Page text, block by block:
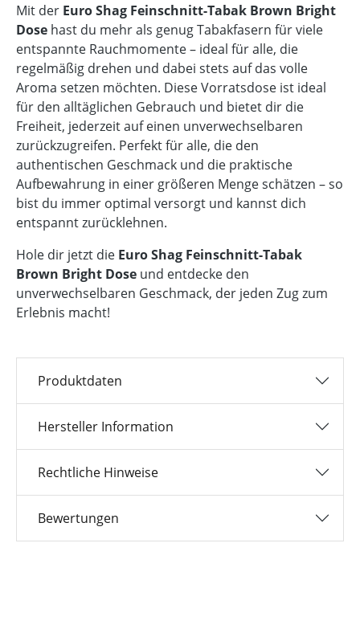
Mit der Euro Shag Feinschnitt-Tabak Brown Bright
Dose hast du mehr als genug Tabakfasern für viele
entspannte Rauchmomente – ideal für alle, die
regelmäßig drehen und dabei stets auf das volle
Aroma setzen möchten. Diese Vorratsdose ist ideal
für den alltäglichen Gebrauch und bietet dir die
Freiheit, jederzeit auf einen unverwechselbaren
zurückzugreifen. Perfekt für alle, die den
authentischen Geschmack und die praktische
Aufbewahrung in einer größeren Menge schätzen – so
bist du immer optimal versorgt und kannst dich
entspannt zurücklehnen.
Hole dir jetzt die Euro Shag Feinschnitt-Tabak
Brown Bright Dose und entdecke den
unverwechselbaren Geschmack, der jeden Zug zum
Erlebnis macht!
Produktdaten
Hersteller Information
Rechtliche Hinweise
Bewertungen